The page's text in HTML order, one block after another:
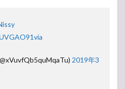
2019年3